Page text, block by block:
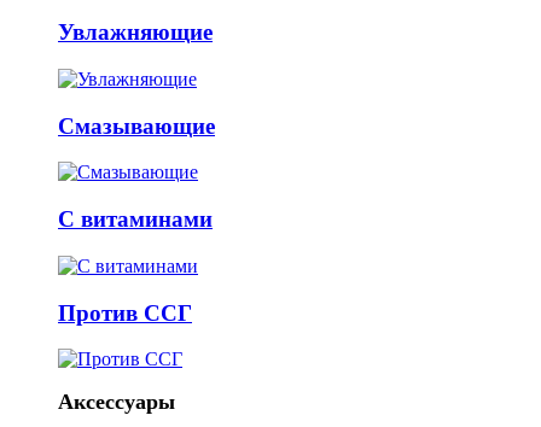
Увлажняющие
Смазывающие
С витаминами
Против ССГ
Аксессуары